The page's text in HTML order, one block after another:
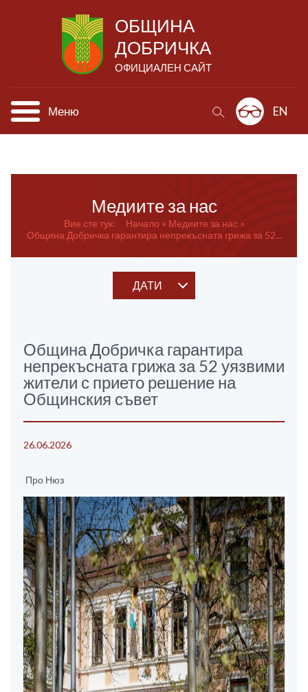
ОБЩИНА
ДОБРИЧКА
ОФИЦИАЛЕН САЙТ
Меню EN
Медиите за нас
Вие сте тук: Начало
Медиите за нас
Община Добричка гарантира непрекъсната грижа за 52...
ДАТИ
Община Добричка гарантира
непрекъсната грижа за 52 уязвими
жители с прието решение на
Общинския съвет
26.06.2026
Про Нюз